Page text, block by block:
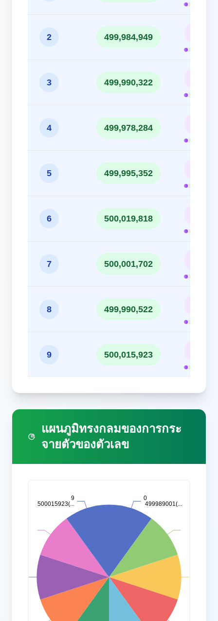
2 499,984,949
3 499,990,322
4 499,978,284
5 499,995,352
6 500,019,818
7 500,001,702
8 499,990,522
9 500,015,923
แผนภูมิทรงกลมของการกระ
จายตัวของตัวเลข